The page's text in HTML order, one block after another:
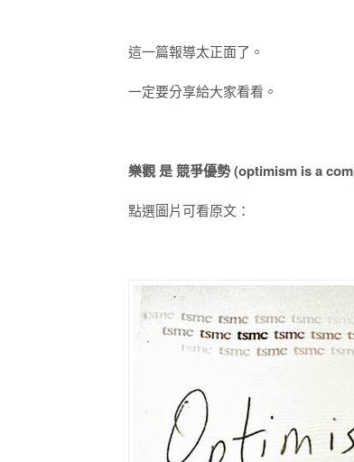
這一篇報導太正面了。
一定要分享給大家看看。
樂觀 是 競爭優勢 (optimism is a
點選圖片可看原文：